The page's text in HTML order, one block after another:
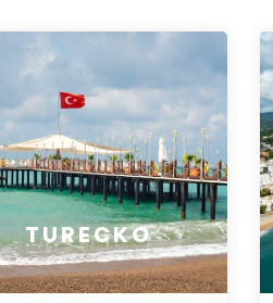
TURECKO